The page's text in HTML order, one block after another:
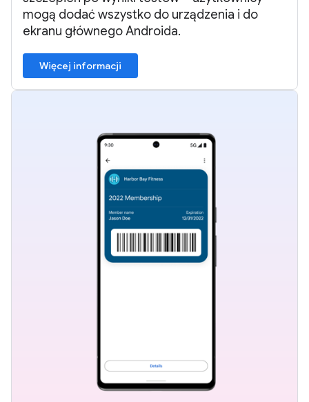
mogą dodać wszystko do urządzenia i do
ekranu głównego Androida.
Więcej informacji